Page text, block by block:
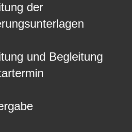
der
und Begleitung